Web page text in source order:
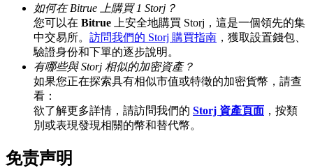
BTC 專享獎勵
BTC 專享獎勵
如何在 Bitrue 上購買 1 Storj？
您可以在 Bitrue 上安全地購買 Storj，這是一個領先的集
中交易所。 訪問我們的 Storj 購買指南 ，獲取設置錢包、
驗證身份和下單的逐步說明。
有哪些與 Storj 相似的加密資產？
如果您正在探索具有相似市值或特徵的加密貨幣，請查
看：
欲了解更多詳情，請訪問我們的 Storj 資產頁面 ，按類
別或表現發現相關的幣和替代幣。
免责声明